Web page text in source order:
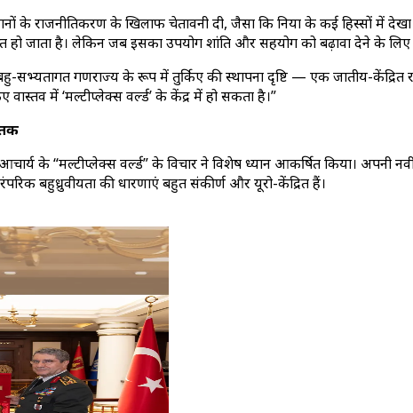
के राजनीतिकरण के खिलाफ चेतावनी दी, जैसा कि दुनिया के कई हिस्सों में
हो जाता है। लेकिन जब इसका उपयोग शांति और सहयोग को बढ़ावा देने के
सभ्यतागत गणराज्य के रूप में तुर्किए की स्थापना दृष्टि — एक जातीय-
वास्तव में ‘मल्टीप्लेक्स वर्ल्ड’ के केंद्र में हो सकता है।”
के “मल्टीप्लेक्स वर्ल्ड” के विचार ने विशेष ध्यान आकर्षित किया। अपनी
बहुध्रुवीयता की धारणाएं बहुत संकीर्ण और यूरो-केंद्रित हैं।